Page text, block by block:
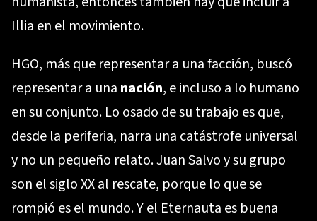
Illia en el movimiento.
HGO, más que representar a una facción, buscó
representar a una nación, e incluso a lo humano
en su conjunto. Lo osado de su trabajo es que,
desde la periferia, narra una catástrofe universal
y no un pequeño relato. Juan Salvo y su grupo
son el siglo XX al rescate, porque lo que se
rompió es el mundo. Y el Eternauta es buena